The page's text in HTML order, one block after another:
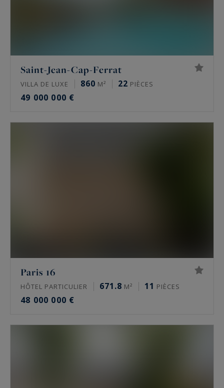
Saint-Jean-Cap-Ferrat
VILLA DE LUXE 860 M² 22 PIÈCES
49 000 000 €
Paris 16
HÔTEL PARTICULIER 671.8 M² 11 PIÈCES
48 000 000 €